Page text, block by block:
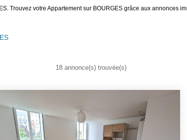
Trouvez votre Appartement sur BOURGES grâce aux annonces
18 annonce(s) trouvée(s)